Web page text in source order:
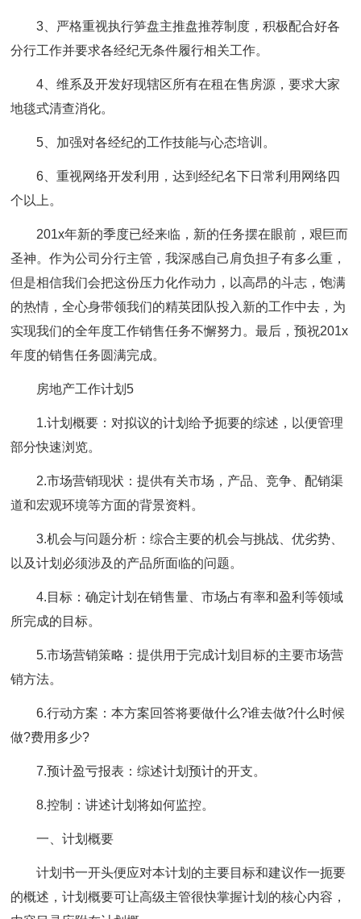
3、严格重视执行笋盘主推盘推荐制度，积极配合好各
分行工作并要求各经纪无条件履行相关工作。
4、维系及开发好现辖区所有在租在售房源，要求大家
地毯式清查消化。
5、加强对各经纪的工作技能与心态培训。
6、重视网络开发利用，达到经纪名下日常利用网络四
个以上。
201x年新的季度已经来临，新的任务摆在眼前，艰巨而
圣神。作为公司分行主管，我深感自己肩负担子有多么重，
但是相信我们会把这份压力化作动力，以高昂的斗志，饱满
的热情，全心身带领我们的精英团队投入新的工作中去，为
实现我们的全年度工作销售任务不懈努力。最后，预祝201x
年度的销售任务圆满完成。
房地产工作计划5
1.计划概要：对拟议的计划给予扼要的综述，以便管理
部分快速浏览。
2.市场营销现状：提供有关市场，产品、竞争、配销渠
道和宏观环境等方面的背景资料。
3.机会与问题分析：综合主要的机会与挑战、优劣势、
以及计划必须涉及的产品所面临的问题。
4.目标：确定计划在销售量、市场占有率和盈利等领域
所完成的目标。
5.市场营销策略：提供用于完成计划目标的主要市场营
销方法。
6.行动方案：本方案回答将要做什么?谁去做?什么时候
做?费用多少?
7.预计盈亏报表：综述计划预计的开支。
8.控制：讲述计划将如何监控。
一、计划概要
计划书一开头便应对本计划的主要目标和建议作一扼要
的概述，计划概要可让高级主管很快掌握计划的核心内容，